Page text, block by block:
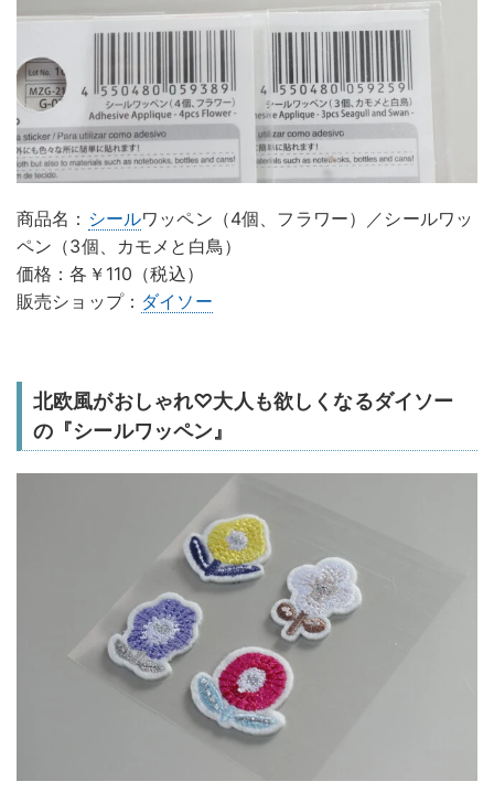
商品名： シールワッペン（4個、フラワー）／シールワッ
ペン（3個、カモメと白鳥）
価格：各￥110（税込）
販売ショップ： ダイソー
北欧風がおしゃれ♡大人も欲しくなるダイソー
の『シールワッペン』